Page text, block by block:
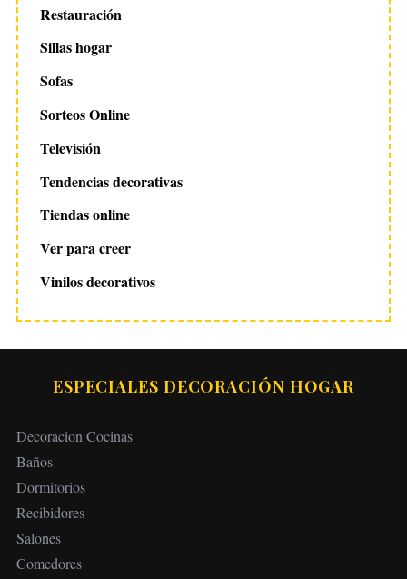
Restauración
Sillas hogar
Sofas
Sorteos Online
Televisión
Tendencias decorativas
Tiendas online
Ver para creer
Vinilos decorativos
ESPECIALES DECORACIÓN HOGAR
Decoracion Cocinas
Baños
Dormitorios
Recibidores
Salones
Comedores